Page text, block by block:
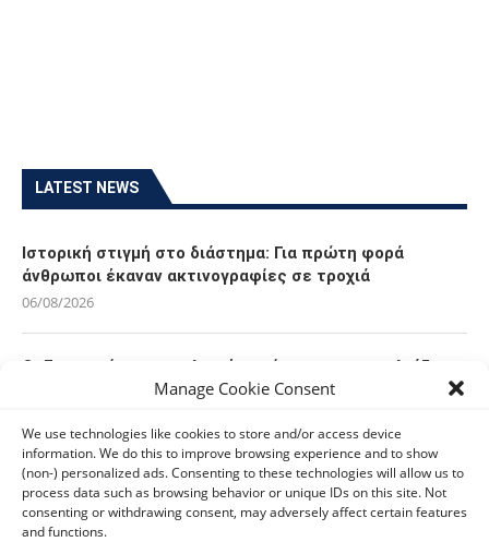
Manage Cookie Consent
We use technologies like cookies to store and/or access device
information. We do this to improve browsing experience and to show
(non-) personalized ads. Consenting to these technologies will allow us to
process data such as browsing behavior or unique IDs on this site. Not
consenting or withdrawing consent, may adversely affect certain features
and functions.
LATEST NEWS
Ιστορική στιγμή στο διάστημα: Για πρώτη φορά
άνθρωποι έκαναν ακτινογραφίες σε τροχιά
06/08/2026
Οι Ευρωπαίοι καταναλωτές φαίνεται να «αγκαλιάζουν»
τα νέα Samsung Galaxy Z Fold8
Οι χρήστες Mac είναι περισσότερο εκτεθειμένοι σε
κυβερνοαπειλές αλλά λαμβάνουν λιγότερα μέτρα
προστασίας